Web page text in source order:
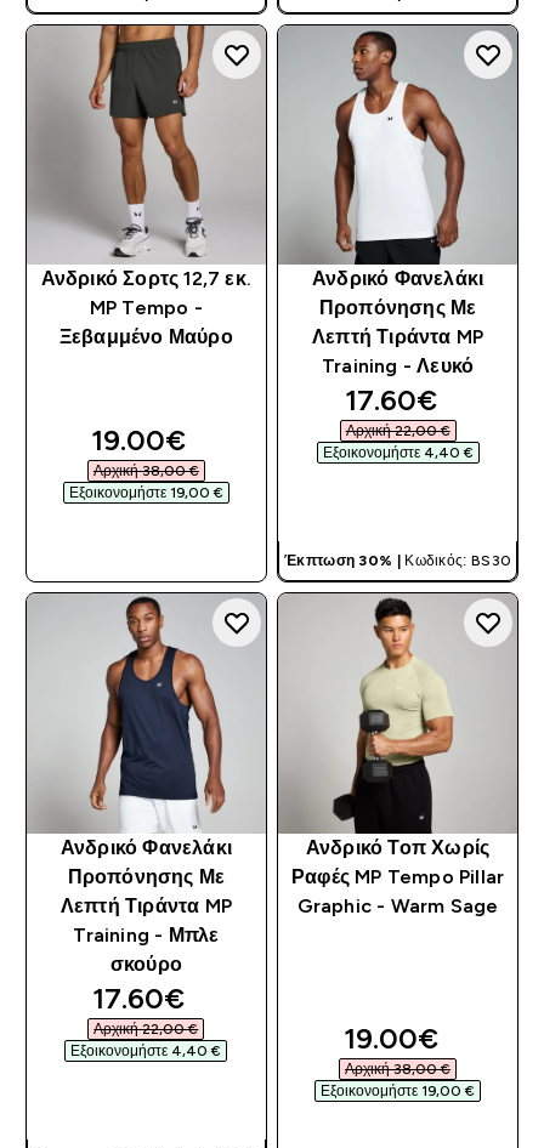
Ανδρικό Σορτς 12,7 εκ.
MP Tempo -
Ξεβαμμένο Μαύρο
discounted price
19.00€‎
Αρχική 38,00 €‎
Εξοικονομήστε 19,00 €‎
Ανδρικό Φανελάκι
Προπόνησης Με
Λεπτή Τιράντα MP
Training - Λευκό
discounted
17.60€‎
Αρχική 22,00 €‎
Εξοικονομήστε 4,40 €‎
Έκπτωση 30% | Κωδικός: BS30
Ανδρικό Φανελάκι
Προπόνησης Με
Λεπτή Τιράντα MP
Training - Μπλε
σκούρο
discounted price
17.60€‎
Αρχική 22,00 €‎
Εξοικονομήστε 4,40 €‎
Ανδρικό Τοπ Χωρίς
Ραφές MP Tempo Pillar
Graphic - Warm Sage
discounted
19.00€‎
Αρχική 38,00 €‎
Εξοικονομήστε 19,00 €‎